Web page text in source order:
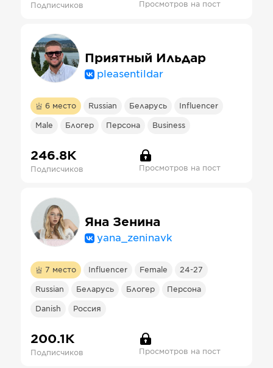
Подписчиков Просмотров на пост
Приятный Ильдар
pleasentildar
6 место Russian Беларусь Influencer
Male Блогер Персона Business
246.8К
Подписчиков Просмотров на пост
Яна Зенина
yana_zeninavk
7 место Influencer Female 24-27
Russian Беларусь Блогер Персона
Danish Россия
200.1К
Подписчиков Просмотров на пост